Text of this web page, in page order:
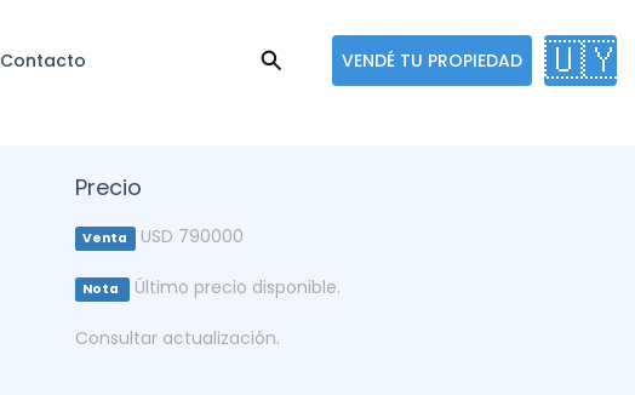
Contacto VENDÉ TU PROPIEDAD 🇺🇾
Precio
Venta USD 790000
Nota Último precio disponible.
Consultar actualización.